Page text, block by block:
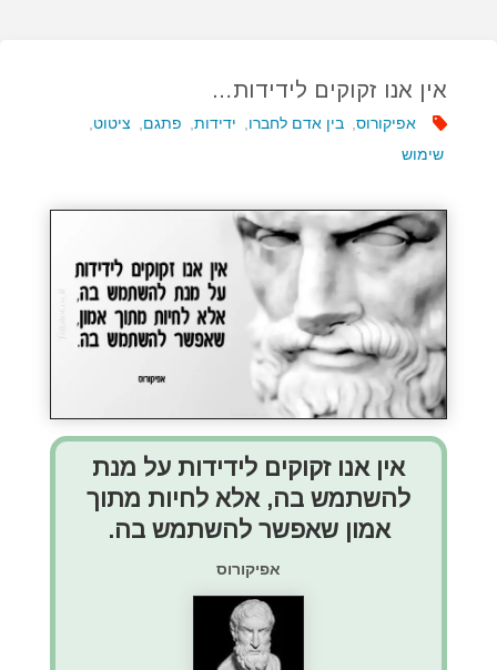
אין אנו זקוקים לידידות…
אפיקורוס בין אדם לחברו ידידות פתגם ציטוט
שימוש
אין אנו זקוקים לידידות על מנת
להשתמש בה, אלא לחיות מתוך
אמון שאפשר להשתמש בה.
אפיקורוס